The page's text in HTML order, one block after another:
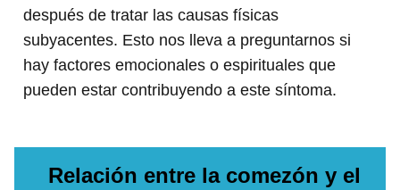
después de tratar las causas físicas
subyacentes. Esto nos lleva a preguntarnos si
hay factores emocionales o espirituales que
pueden estar contribuyendo a este síntoma.
Relación entre la comezón y el